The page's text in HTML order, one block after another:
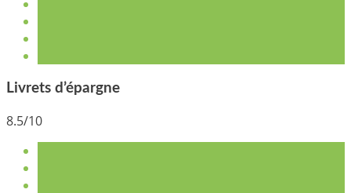
Livrets d’épargne
8.5/10